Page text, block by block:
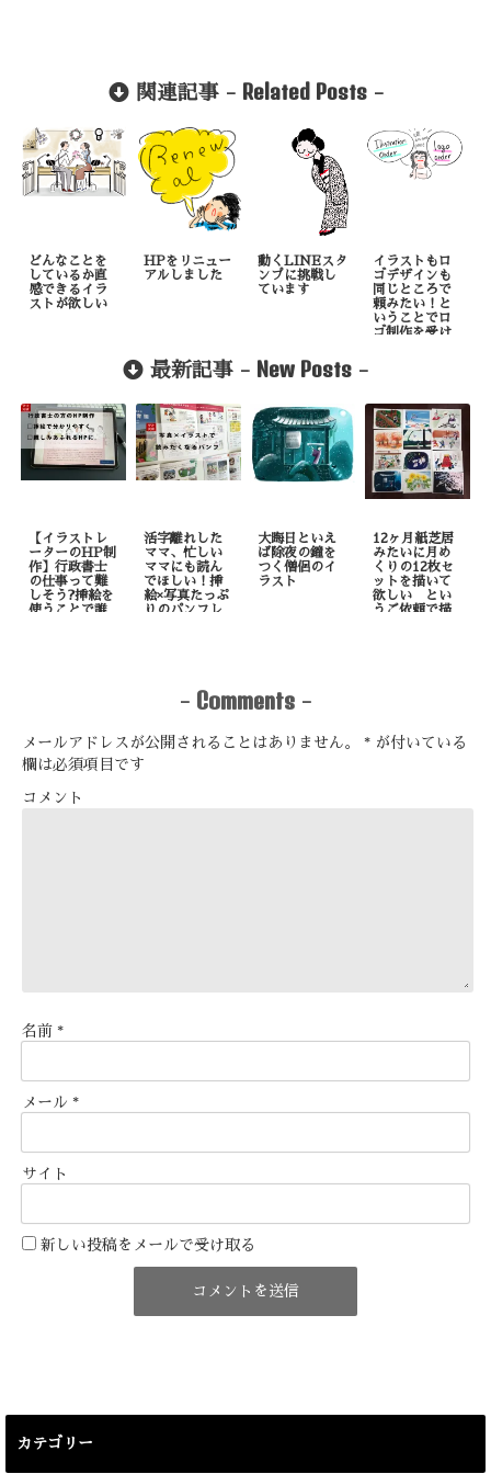
関連記事 - Related Posts-
どんなことを
しているか直
感できるイラ
ストが欲しい
HPをリニュー
アルしました
動くLINEスタ
ンプに挑戦し
ています
イラストもロ
ゴデザインも
同じところで
頼みたい！と
いうことでロ
ゴ制作を受け
最新記事 - New Posts -
【イラストレ
ーターのHP制
作】行政書士
の仕事って難
しそう?挿絵を
使うことで誰
活字離れした
ママ、忙しい
ママにも読ん
でほしい！挿
絵×写真たっぷ
りのパンフレ
大晦日といえ
ば除夜の鐘を
つく僧侶のイ
ラスト
12ヶ月紙芝居
みたいに月め
くりの12枚セ
ットを描いて
欲しい とい
うご依頼で描
- Comments -
メールアドレスが公開されることはありません。 * が付いている
欄は必須項目です
コメント
名前 *
メール *
サイト
新しい投稿をメールで受け取る
カテゴリー